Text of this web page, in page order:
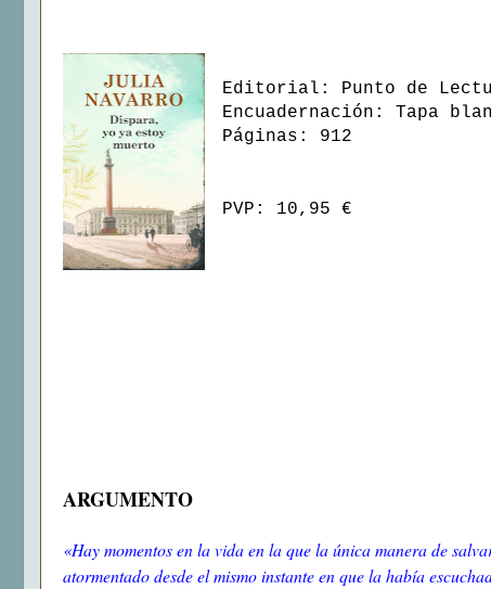
Editorial: Punto de
Encuadernación: Tapa
Páginas: 912
PVP: 10,95 €
ARGUMENTO
«Hay momentos en la vida en la que la única manera de
atormentado desde el mismo instante en que la había